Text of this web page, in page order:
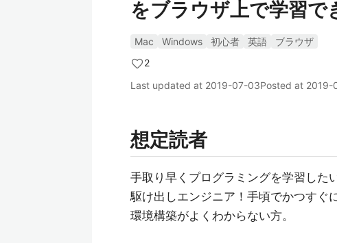
をブラウザ上で学習で
Mac Windows 初心者 英語
ブラウザ
2
Last updated at 2019-07-03Posted at 2019-
想定読者
手取り早くプログラミングを学習したい
駆け出しエンジニア！手頃でかつすぐ
環境構築がよくわからない方。